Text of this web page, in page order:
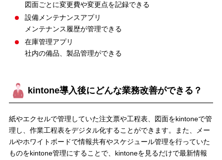
図面ごとに変更費や変更点を記録できる
設備メンテナンスアプリ
メンテナンス履歴が管理できる
在庫管理アプリ
社内の備品、製品管理ができる
kintone導入後にどんな業務改善ができる？
紙やエクセルで管理していた注文票や工程表、図面をkintoneで管
理し、作業工程表をデジタル化することができます。また、メー
ルやホワイトボードで情報共有やスケジュール管理を行っていた
ものをkintone管理にすることで、kintoneを見るだけで最新情報